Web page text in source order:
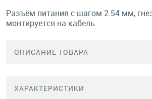
Разъём питания с шагом 2.54 мм,
монтируется на кабель.
ОПИСАНИЕ ТОВАРА
ХАРАКТЕРИСТИКИ